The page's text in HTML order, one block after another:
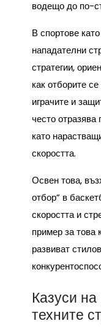
водещо до по-
В спортове
нападателни
стратегии,
как отборите
играчите и
често
като
скоростта.
Освен това,
отбор” в
скоростта и
пример за това
развиват
Казуси
техните